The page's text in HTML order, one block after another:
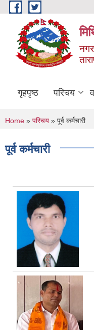
Skip to main content
नगर
गृहपृष्ठ परिचय
You are here
Home » परिचय » पूर्व कर्मचारी
पूर्व कर्मचारी